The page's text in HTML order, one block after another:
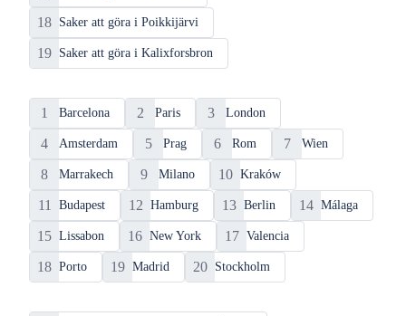
18 Saker att göra i Poikkijärvi
19 Saker att göra i Kalixforsbron
1
Barcelona 2 Paris 3 London
4 Amsterdam 5 Prag 6 Rom 7 Wien
8 Marrakech 9 Milano 10 Kraków
11 Budapest 12 Hamburg 13 Berlin 14 Málaga
15 Lissabon 16 New York 17 Valencia
18 Porto 19 Madrid 20 Stockholm